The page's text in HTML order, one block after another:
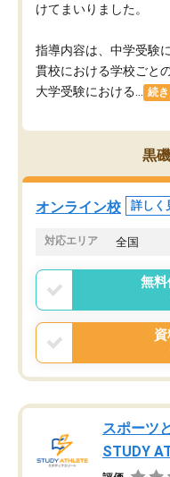
けてまいりました。
指導内容は、中学受験
貫校における学校ごと
大学受験における...
続
黒
オンライン校 詳しく
対応エリア 全国
無
スポーツ
STUDY